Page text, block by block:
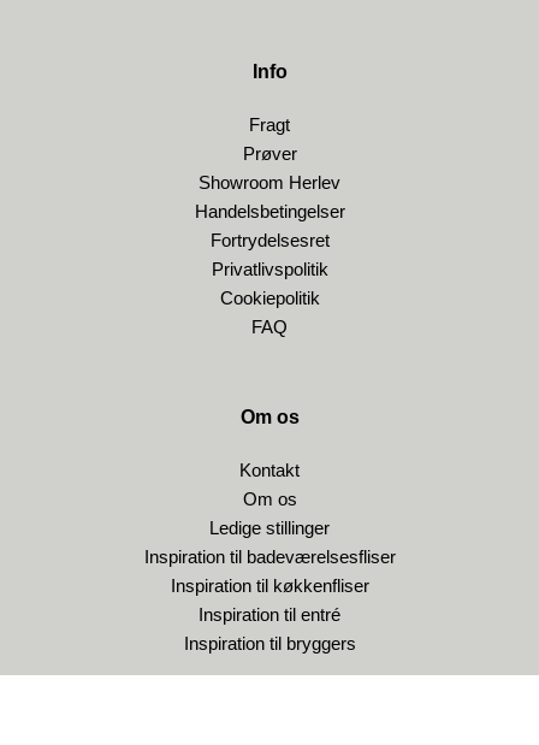
Info
Fragt
Prøver
Showroom Herlev
Handelsbetingelser
Fortrydelsesret
Privatlivspolitik
Cookiepolitik
FAQ
Om os
Kontakt
Om os
Ledige stillinger
Inspiration til badeværelsesfliser
Inspiration til køkkenfliser
Inspiration til entré
Inspiration til bryggers